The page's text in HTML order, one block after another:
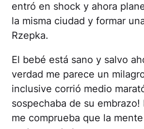
entró en shock y ahora
la misma ciudad y formar
Rzepka.
El bebé está sano y salvo
verdad me parece un
inclusive corrió medio
sospechaba de su embrazo!
me comprueba que la